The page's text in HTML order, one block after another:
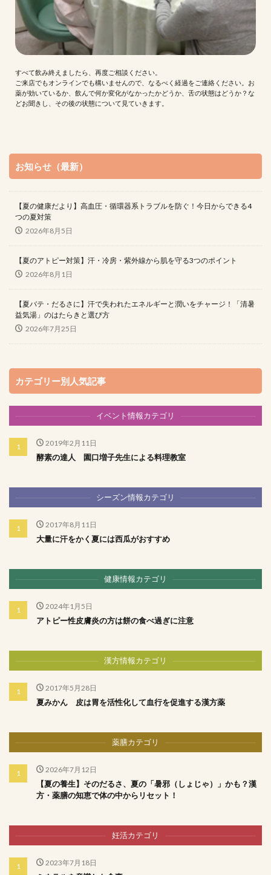
すべて飲み終えましたら、再度ご相談ください。
ご来店でもオンラインでも構いませんので、なるべく経過をご連絡ください。お
薬が効いているか、飲んで何か変化がなかったかどうか、舌の状態はどうか？な
どお聞きし、その後の状態について見ていきます。
お知らせ（最新）
【夏の健康だより】高血圧・循環器系トラブルを防ぐ！今日からできる4
つの夏対策
2026年8月5日
【夏のアトピー対策】汗・冷房・紫外線から肌を守る3つのポイント
2026年8月1日
【夏バテ・だるさに】汗で失われたエネルギーと潤いをチャージ！「清暑
益気湯」のはたらきと選び方
2026年7月25日
カテゴリー別人気記事
イベント情報カテゴリ
2019年2月11日
酵素の達人 園口増子先生による料理教室
シーズン情報カテゴリ
2017年8月11日
大量に汗をかく夏には西瓜がおすすめ
健康情報カテゴリ
2024年1月5日
アトピー性皮膚炎の方は餅の食べ過ぎに注意
漢方情報カテゴリ
2017年5月28日
夏みかん 皮は胃を活性化して血行を促進する漢方薬
薬膳カテゴリ
2026年7月12日
【夏の養生】そのだるさ、夏の「暑邪（しょじゃ）」かも？漢
方・薬膳の知恵で体の中からリセット！
妊活カテゴリ
2023年7月18日